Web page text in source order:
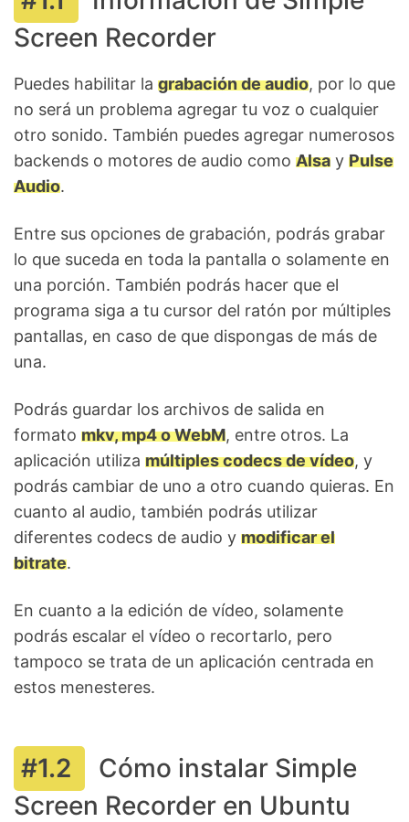
Screen Recorder
Puedes habilitar la grabación de audio, por lo que
no será un problema agregar tu voz o cualquier
otro sonido. También puedes agregar numerosos
backends o motores de audio como Alsa y Pulse
Audio.
Entre sus opciones de grabación, podrás grabar
lo que suceda en toda la pantalla o solamente en
una porción. También podrás hacer que el
programa siga a tu cursor del ratón por múltiples
pantallas, en caso de que dispongas de más de
una.
Podrás guardar los archivos de salida en
formato mkv, mp4 o WebM, entre otros. La
aplicación utiliza múltiples codecs de vídeo, y
podrás cambiar de uno a otro cuando quieras. En
cuanto al audio, también podrás utilizar
diferentes codecs de audio y modificar el
bitrate.
En cuanto a la edición de vídeo, solamente
podrás escalar el vídeo o recortarlo, pero
tampoco se trata de un aplicación centrada en
estos menesteres.
Cómo instalar Simple
Screen Recorder en Ubuntu